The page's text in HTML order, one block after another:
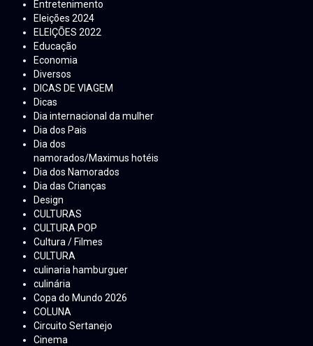
Entretenimento
Eleições 2024
ELEIÇÕES 2022
Educação
Economia
Diversos
DICAS DE VIAGEM
Dicas
Dia internacional da mulher
Dia dos Pais
Dia dos
namorados/Maximus hotéis
Dia dos Namorados
Dia das Crianças
Design
CULTURAS
CULTURA POP
Cultura / Filmes
CULTURA
culinaria hamburguer
culinária
Copa do Mundo 2026
COLUNA
Circuito Sertanejo
Cinema